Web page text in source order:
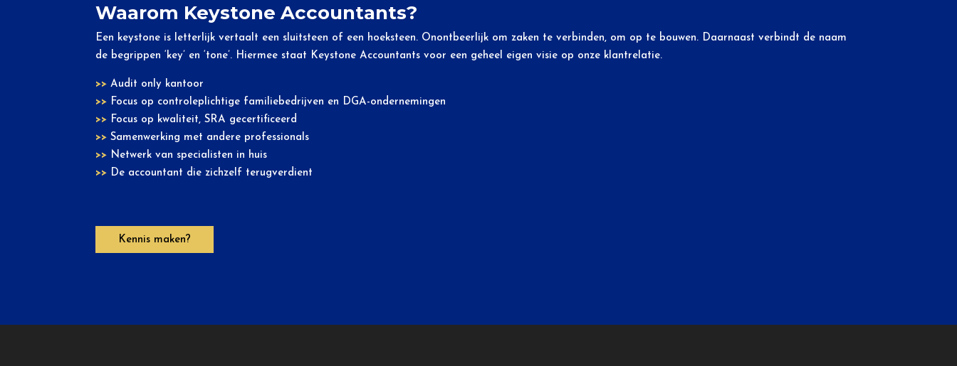
Waarom Keystone Accountants?
Een keystone is letterlijk vertaalt een sluitsteen of een hoeksteen. Onontbeerlijk om zaken te verbinden, om op te bouwen. Daarnaast verbindt de naam
de begrippen ‘key’ en ‘tone’. Hiermee staat Keystone Accountants voor een geheel eigen visie op onze klantrelatie.
>> Audit only kantoor
>> Focus op controleplichtige familiebedrijven en DGA-ondernemingen
>> Focus op kwaliteit, SRA gecertificeerd
>> Samenwerking met andere professionals
>> Netwerk van specialisten in huis
>> De accountant die zichzelf terugverdient
Kennis maken?